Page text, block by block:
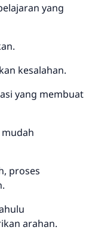
yang
kesalahan.
yang membuat
proses
arahan.